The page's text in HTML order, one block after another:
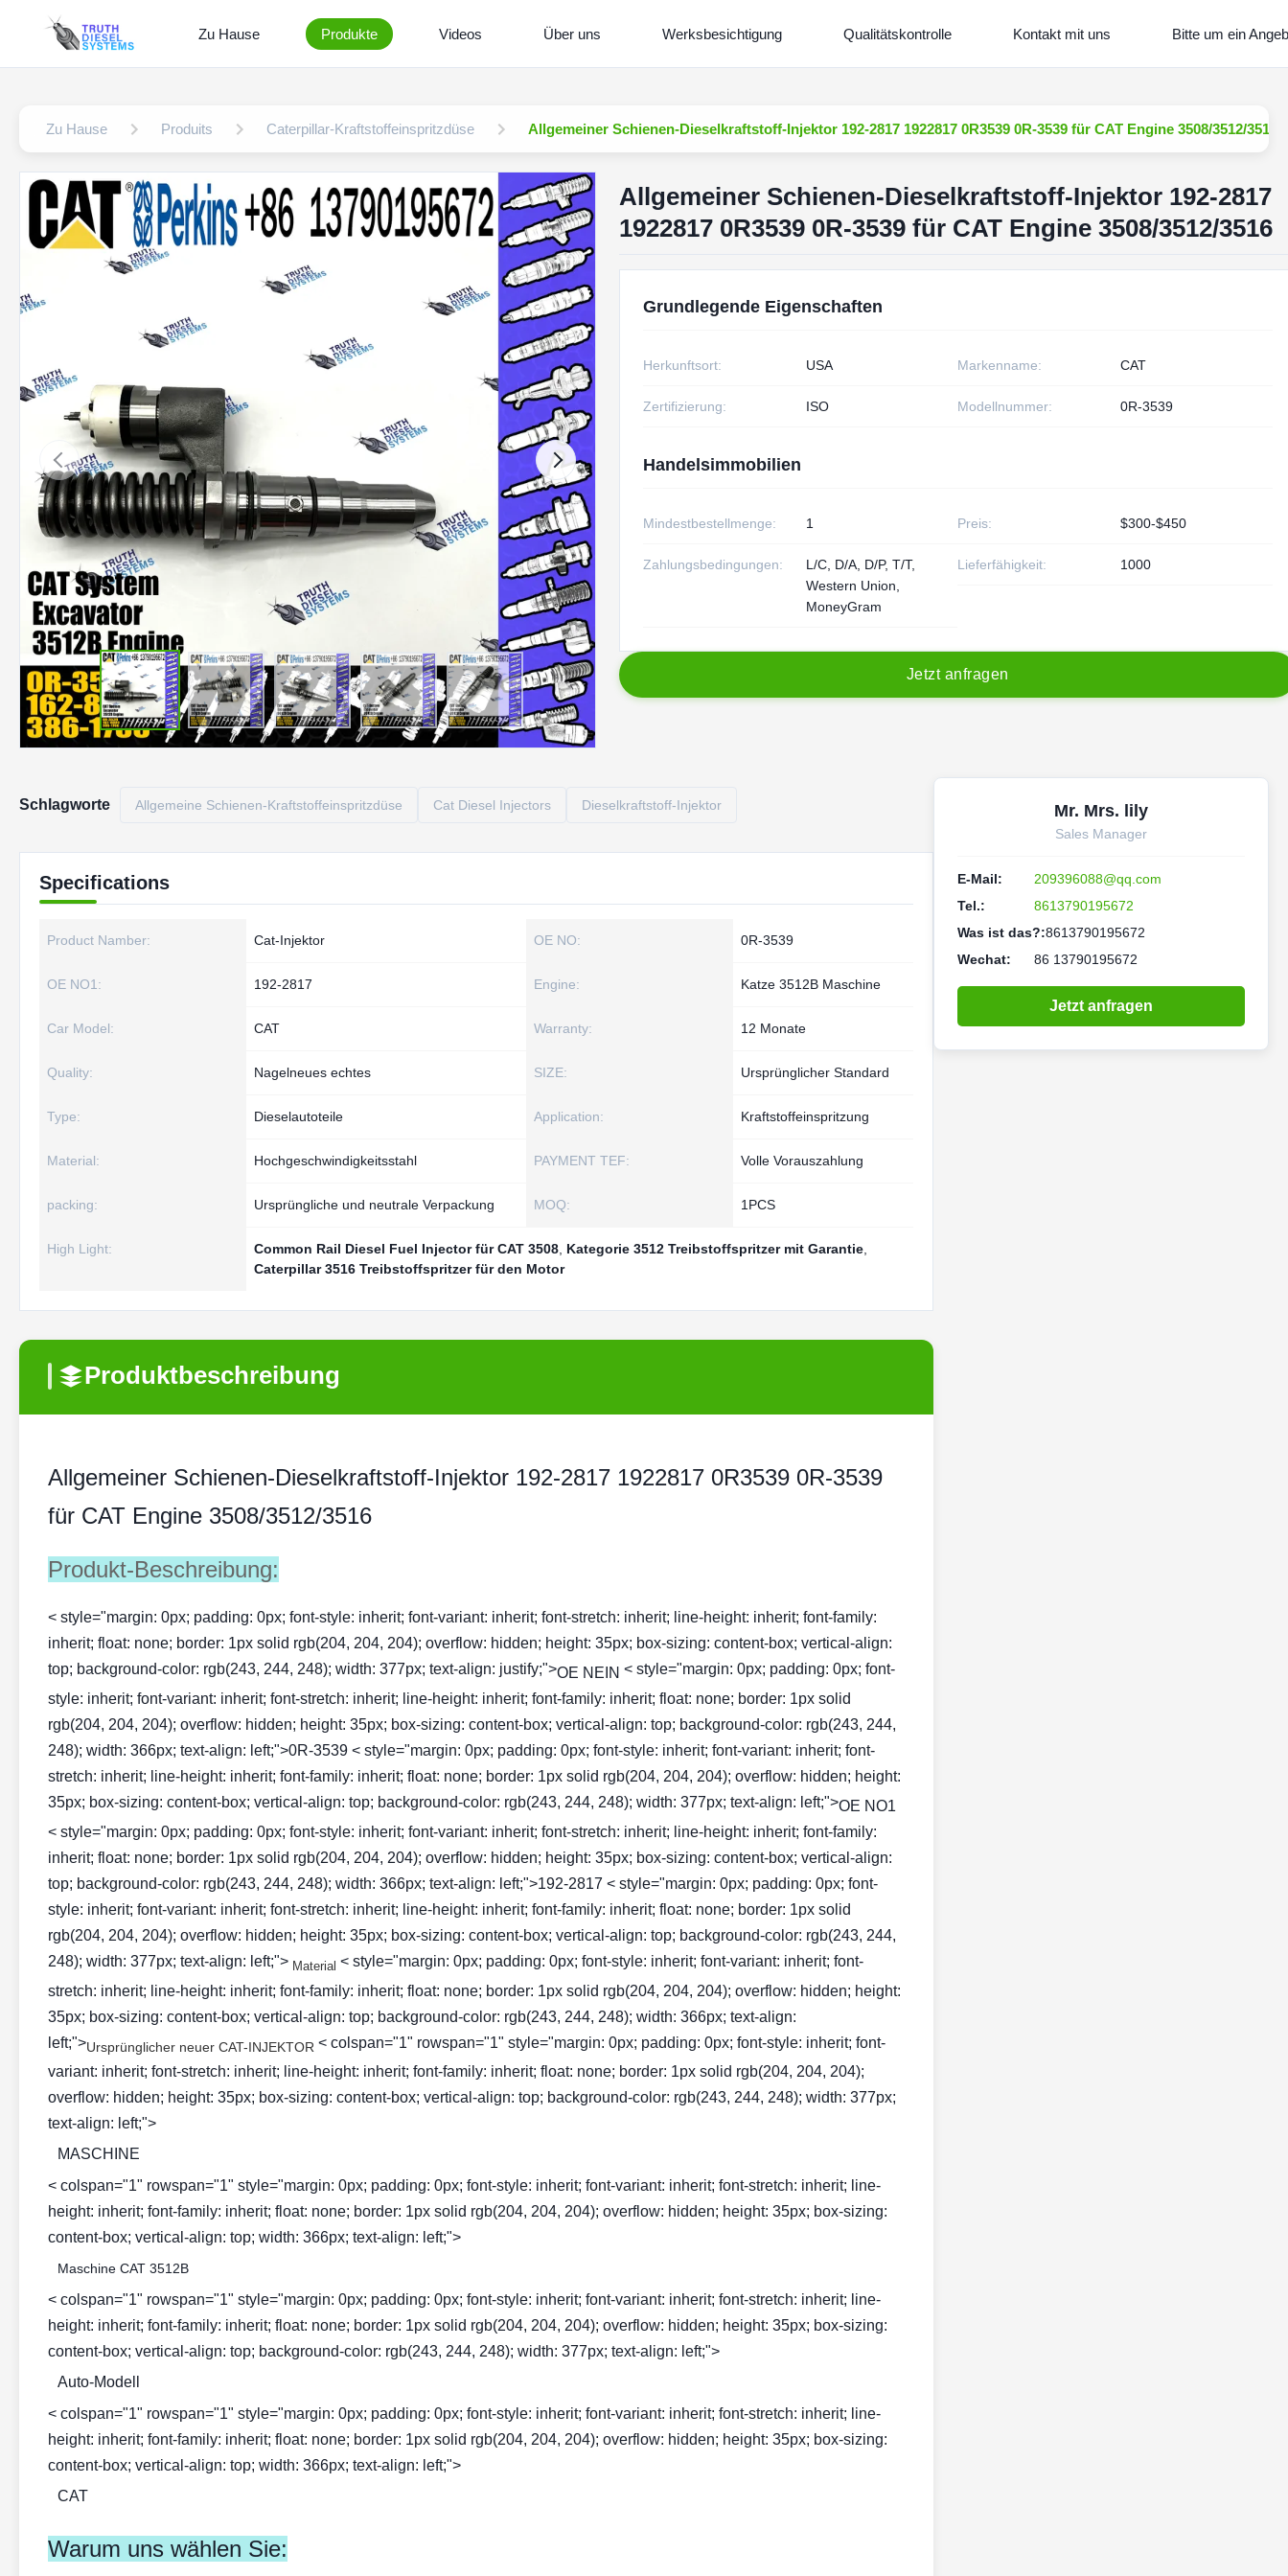
Zu Hause Produkte Videos Über uns Werksbesichtigung Qualitätskontrolle Kontakt mit uns Bitte um ein
Zu Hause Produits Caterpillar-Kraftstoffeinspritzdüse Allgemeiner Schienen-Dieselkraftstoff-Injektor 192-2817 1922817 0R3539 0R-3539 für CAT Engine 3508/3512/3516
Allgemeiner Schienen-Dieselkraftstoff-Injektor 192-2817
1922817 0R3539 0R-3539 für CAT Engine 3508/3512/3516
Grundlegende Eigenschaften
Herkunftsort: USA Markenname: CAT
Zertifizierung: ISO Modellnummer: 0R-3539
Handelsimmobilien
Mindestbestellmenge: 1 Preis: $300-$450
Zahlungsbedingungen:
L/C, D/A, D/P, T/T,
Western Union,
MoneyGram
Lieferfähigkeit: 1000
Jetzt anfragen
Schlagworte Allgemeine Schienen-Kraftstoffeinspritzdüse Cat Diesel Injectors Dieselkraftstoff-Injektor
Specifications
Product Namber: Cat-Injektor OE NO: 0R-3539
OE NO1: 192-2817 Engine: Katze 3512B Maschine
Car Model: CAT Warranty: 12 Monate
Quality: Nagelneues echtes SIZE: Ursprünglicher Standard
Type: Dieselautoteile Application: Kraftstoffeinspritzung
Material: Hochgeschwindigkeitsstahl PAYMENT TEF: Volle Vorauszahlung
packing: Ursprüngliche und neutrale Verpackung MOQ: 1РСS
High Light: Common Rail Diesel Fuel Injector für CAT 3508 Kategorie 3512 Treibstoffspritzer mit Garantie
Caterpillar 3516 Treibstoffspritzer für den Motor
Produktbeschreibung
Allgemeiner Schienen-Dieselkraftstoff-Injektor 192-2817 1922817 0R3539 0R-3539
für CAT Engine 3508/3512/3516
Produkt-Beschreibung:
< style="margin: 0px; padding: 0px; font-style: inherit; font-variant: inherit; font-stretch: inherit; line-height: inherit; font-family:
inherit; float: none; border: 1px solid rgb(204, 204, 204); overflow: hidden; height: 35px; box-sizing: content-box; vertical-align:
top; background-color: rgb(243, 244, 248); width: 377px; text-align: justify;">OE NEIN < style="margin: 0px; padding: 0px; font-
style: inherit; font-variant: inherit; font-stretch: inherit; line-height: inherit; font-family: inherit; float: none; border: 1px solid
rgb(204, 204, 204); overflow: hidden; height: 35px; box-sizing: content-box; vertical-align: top; background-color: rgb(243, 244,
248); width: 366px; text-align: left;">0R-3539 < style="margin: 0px; padding: 0px; font-style: inherit; font-variant: inherit; font-
stretch: inherit; line-height: inherit; font-family: inherit; float: none; border: 1px solid rgb(204, 204, 204); overflow: hidden; height:
35px; box-sizing: content-box; vertical-align: top; background-color: rgb(243, 244, 248); width: 377px; text-align: left;">OE NO1
< style="margin: 0px; padding: 0px; font-style: inherit; font-variant: inherit; font-stretch: inherit; line-height: inherit; font-family:
inherit; float: none; border: 1px solid rgb(204, 204, 204); overflow: hidden; height: 35px; box-sizing: content-box; vertical-align:
top; background-color: rgb(243, 244, 248); width: 366px; text-align: left;">192-2817 < style="margin: 0px; padding: 0px; font-
style: inherit; font-variant: inherit; font-stretch: inherit; line-height: inherit; font-family: inherit; float: none; border: 1px solid
rgb(204, 204, 204); overflow: hidden; height: 35px; box-sizing: content-box; vertical-align: top; background-color: rgb(243, 244,
248); width: 377px; text-align: left;"> Material < style="margin: 0px; padding: 0px; font-style: inherit; font-variant: inherit; font-
stretch: inherit; line-height: inherit; font-family: inherit; float: none; border: 1px solid rgb(204, 204, 204); overflow: hidden; height:
35px; box-sizing: content-box; vertical-align: top; background-color: rgb(243, 244, 248); width: 366px; text-align:
left;">Ursprünglicher neuer CAT-INJEKTOR < colspan="1" rowspan="1" style="margin: 0px; padding: 0px; font-style: inherit; font-
variant: inherit; font-stretch: inherit; line-height: inherit; font-family: inherit; float: none; border: 1px solid rgb(204, 204, 204);
overflow: hidden; height: 35px; box-sizing: content-box; vertical-align: top; background-color: rgb(243, 244, 248); width: 377px;
text-align: left;">
MASCHINE
< colspan="1" rowspan="1" style="margin: 0px; padding: 0px; font-style: inherit; font-variant: inherit; font-stretch: inherit; line-
height: inherit; font-family: inherit; float: none; border: 1px solid rgb(204, 204, 204); overflow: hidden; height: 35px; box-sizing:
content-box; vertical-align: top; width: 366px; text-align: left;">
Maschine CAT 3512B
< colspan="1" rowspan="1" style="margin: 0px; padding: 0px; font-style: inherit; font-variant: inherit; font-stretch: inherit; line-
height: inherit; font-family: inherit; float: none; border: 1px solid rgb(204, 204, 204); overflow: hidden; height: 35px; box-sizing:
content-box; vertical-align: top; background-color: rgb(243, 244, 248); width: 377px; text-align: left;">
Auto-Modell
< colspan="1" rowspan="1" style="margin: 0px; padding: 0px; font-style: inherit; font-variant: inherit; font-stretch: inherit; line-
height: inherit; font-family: inherit; float: none; border: 1px solid rgb(204, 204, 204); overflow: hidden; height: 35px; box-sizing:
content-box; vertical-align: top; width: 366px; text-align: left;">
CAT
Warum uns wählen Sie:
Mr. Mrs. lily
Sales Manager
E-Mail:
209396088@qq.com
Tel.:
8613790195672
Was ist das?:8613790195672
Wechat:
86 13790195672
Jetzt anfragen